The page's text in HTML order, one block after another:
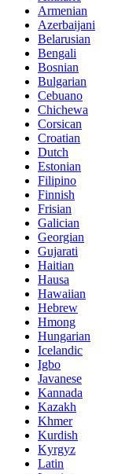
Armenian
Azerbaijani
Belarusian
Bengali
Bosnian
Bulgarian
Cebuano
Chichewa
Corsican
Croatian
Dutch
Estonian
Filipino
Finnish
Frisian
Galician
Georgian
Gujarati
Haitian
Hausa
Hawaiian
Hebrew
Hmong
Hungarian
Icelandic
Igbo
Javanese
Kannada
Kazakh
Khmer
Kurdish
Kyrgyz
Latin